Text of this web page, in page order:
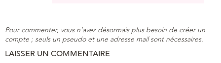
Pour commenter, vous n’avez désormais plus besoin de créer un
compte ; seuls un pseudo et une adresse mail sont nécessaires.
LAISSER UN COMMENTAIRE